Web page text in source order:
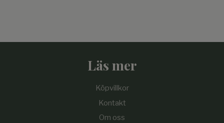
Läs mer
Köpvillkor
Kontakt
Om oss